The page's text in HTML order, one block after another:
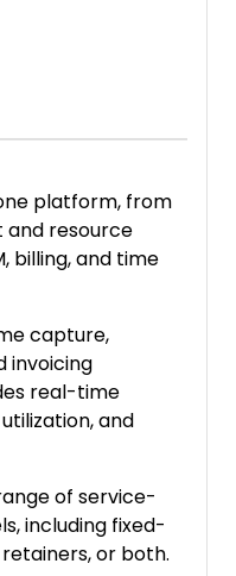
platform, from
and resource
billing, and time
capture,
invoicing
real-time
and
of service-
including fixed-
or both.